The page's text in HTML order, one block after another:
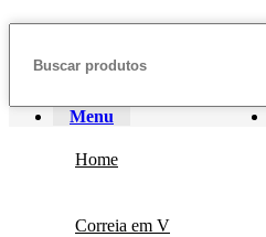
Menu
Home
Correia em V